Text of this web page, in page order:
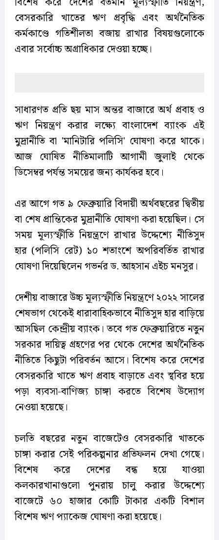
বেসরকারি খাতের ঋণ প্রবৃদ্ধি এবং অর্থনৈতিক
কর্মকাণ্ডে গতিশীলতা বজায় রাখার বিষয়গুলোকে
এবার সর্বোচ্চ অগ্রাধিকার দেওয়া হচ্ছে।
সাধারণত প্রতি ছয় মাস অন্তর বাজারে অর্থ প্রবাহ ও
ঋণ নিয়ন্ত্রণ করার লক্ষ্যে বাংলাদেশ ব্যাংক এই
মুদ্রানীতি বা 'মানিটারি পলিসি' ঘোষণা করে থাকে।
আজ ঘোষিত নীতিমালাটি আগামী জুলাই থেকে
ডিসেম্বর পর্যন্ত সময়ের জন্য কার্যকর হবে।
এর আগে গত ৯ ফেব্রুয়ারি বিদায়ী অর্থবছরের দ্বিতীয়
বা শেষ প্রান্তিকের মুদ্রানীতি ঘোষণা করা হয়েছিল। সে
সময় মূল্যস্ফীতি নিয়ন্ত্রণে রাখার উদ্দেশ্যে নীতিসুদ
হার (পলিসি রেট) ১০ শতাংশে অপরিবর্তিত রাখার
ঘোষণা দিয়েছিলেন গভর্নর ড. আহসান এইচ মনসুর।
দেশীয় বাজারে উচ্চ মূল্যস্ফীতি নিয়ন্ত্রণে ২০২২ সালের
শেষভাগ থেকেই ধারাবাহিকভাবে নীতিসুদ হার বাড়িয়ে
আসছিল কেন্দ্রীয় ব্যাংক। তবে গত ফেব্রুয়ারিতে নতুন
সরকার দায়িত্ব গ্রহণের পর থেকে দেশের অর্থনৈতিক
নীতিতে কিছুটা পরিবর্তন আসে। বিশেষ করে দেশের
বেসরকারি খাতে ঋণ প্রবাহ বাড়াতে এবং স্থবির হয়ে
পড়া ব্যবসা-বাণিজ্য চাঙ্গা করতে বিশেষ উদ্যোগ
নেওয়া হয়েছে।
চলতি বছরের নতুন বাজেটেও বেসরকারি খাতকে
চাঙ্গা করার সেই পরিকল্পনার প্রতিফলন দেখা গেছে।
বিশেষ করে দেশের বন্ধ হয়ে যাওয়া
কলকারখানাগুলো পুনরায় চালু করার উদ্দেশ্যে
বাজেটে ৬০ হাজার কোটি টাকার একটি বিশাল
বিশেষ ঋণ প্যাকেজ ঘোষণা করা হয়েছে।